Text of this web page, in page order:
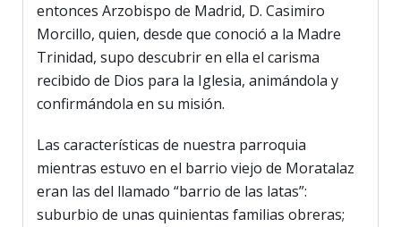
entonces Arzobispo de Madrid, D. Casimiro
Morcillo, quien, desde que conoció a la Madre
Trinidad, supo descubrir en ella el carisma
recibido de Dios para la Iglesia, animándola y
confirmándola en su misión.
Las características de nuestra parroquia
mientras estuvo en el barrio viejo de Moratalaz
eran las del llamado “barrio de las latas”:
suburbio de unas quinientas familias obreras;